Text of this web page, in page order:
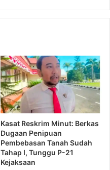
Kasat Reskrim Minut: Berkas
Dugaan Penipuan
Pembebasan Tanah Sudah
Tahap I, Tunggu P-21
Kejaksaan